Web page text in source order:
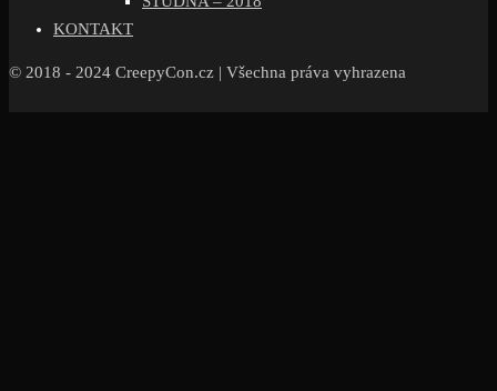
KONTAKT
© 2018 - 2024 CreepyCon.cz | Všechna práva vyhrazena